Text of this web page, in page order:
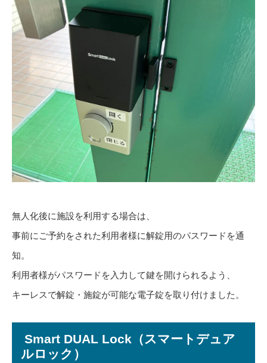
無人化後に施設を利用する場合は、
事前にご予約をされた利用者様に解錠用のパスワードを通
知。
利用者様がパスワードを入力して鍵を開けられるよう、
キーレスで解錠・施錠が可能な電子錠を取り付けました。
Smart DUAL Lock（スマートデュア
ルロック）